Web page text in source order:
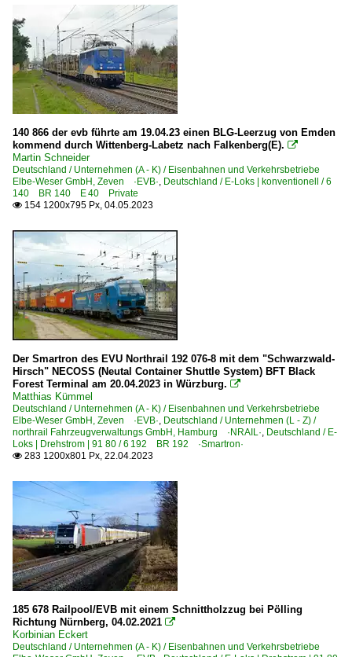
140 866 der evb führte am 19.04.23 einen BLG-Leerzug von Emden
kommend durch Wittenberg-Labetz nach Falkenberg(E). 
Martin Schneider
Deutschland / Unternehmen (A - K) / Eisenbahnen und Verkehrsbetriebe
Elbe-Weser GmbH, Zeven ·EVB· Deutschland / E-Loks | konventionell / 6
140 BR 140 E 40 Private
 154 1200x795 Px, 04.05.2023
Der Smartron des EVU Northrail 192 076-8 mit dem "Schwarzwald-
Hirsch" NECOSS (Neutal Container Shuttle System) BFT Black
Forest Terminal am 20.04.2023 in Würzburg. 
Matthias Kümmel
Deutschland / Unternehmen (A - K) / Eisenbahnen und Verkehrsbetriebe
Elbe-Weser GmbH, Zeven ·EVB· Deutschland / Unternehmen (L - Z) /
northrail Fahrzeugverwaltungs GmbH, Hamburg ·NRAIL· Deutschland / E-
Loks | Drehstrom | 91 80 / 6 192 BR 192 ·Smartron·
 283 1200x801 Px, 22.04.2023
185 678 Railpool/EVB mit einem Schnittholzzug bei Pölling
Richtung Nürnberg, 04.02.2021 
Korbinian Eckert
Deutschland / Unternehmen (A - K) / Eisenbahnen und Verkehrsbetriebe